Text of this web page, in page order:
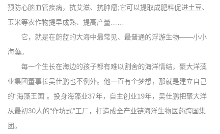
预防心脑血管疾病，抗艾滋、抗肿瘤;它可以提取成肥料促进土豆、
玉米等农作物提早成熟、提高产量……
它，就是在蔚蓝的大海中最常见、最普通的浮游生物——小小
海藻。
每一个生长在海边的孩子都有难以割舍的海洋情结，聚大洋藻
业集团董事长吴仕鹏也不例外。他一直有个梦想，那就是建立自己
的“海藻王国”。投身海藻业37年，自主创业19年，吴仕鹏把聚大洋
从最初30人的“作坊式”工厂，打造成全产业链海洋生物医药跨国集
团。